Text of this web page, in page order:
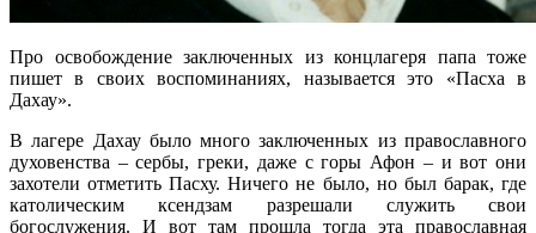
Про освобождение заключенных из концлагеря папа тоже
пишет в своих воспоминаниях, называется это «Пасха в
Дахау».
В лагере Дахау было много заключенных из православного
духовенства – сербы, греки, даже с горы Афон – и вот они
захотели отметить Пасху. Ничего не было, но был барак, где
католическим ксендзам разрешали служить свои
богослужения. И вот там прошла тогда эта православная